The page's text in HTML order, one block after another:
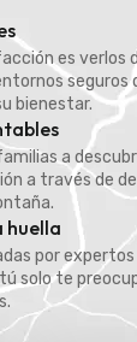
es verlos
seguros
bienestar.
a
a través de
huella
por
solo te